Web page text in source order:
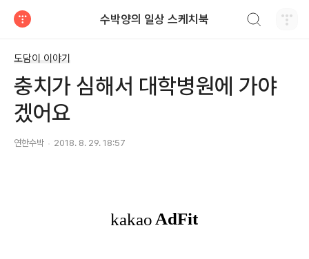
수박양의 일상 스케치북
도담이 이야기
충치가 심해서 대학병원에 가야
겠어요
연한수박 2018. 8. 29. 18:57